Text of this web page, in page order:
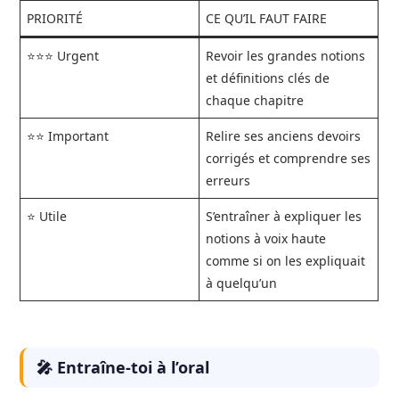
PRIORITÉ CE QU’IL FAUT FAIRE
⭐⭐⭐ Urgent
Revoir les grandes notions
et définitions clés de
chaque chapitre
⭐⭐ Important
Relire ses anciens devoirs
corrigés et comprendre ses
erreurs
⭐ Utile
S’entraîner à expliquer les
notions à voix haute
comme si on les expliquait
à quelqu’un
🎤 Entraîne-toi à l’oral